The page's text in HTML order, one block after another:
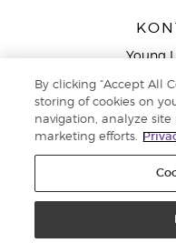
Young
Kundtjänst –
By clicking “Accept All
storing of cookies on
navigation, analyze site
marketing efforts.